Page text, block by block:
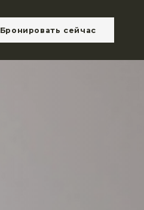
Бронировать сейчас